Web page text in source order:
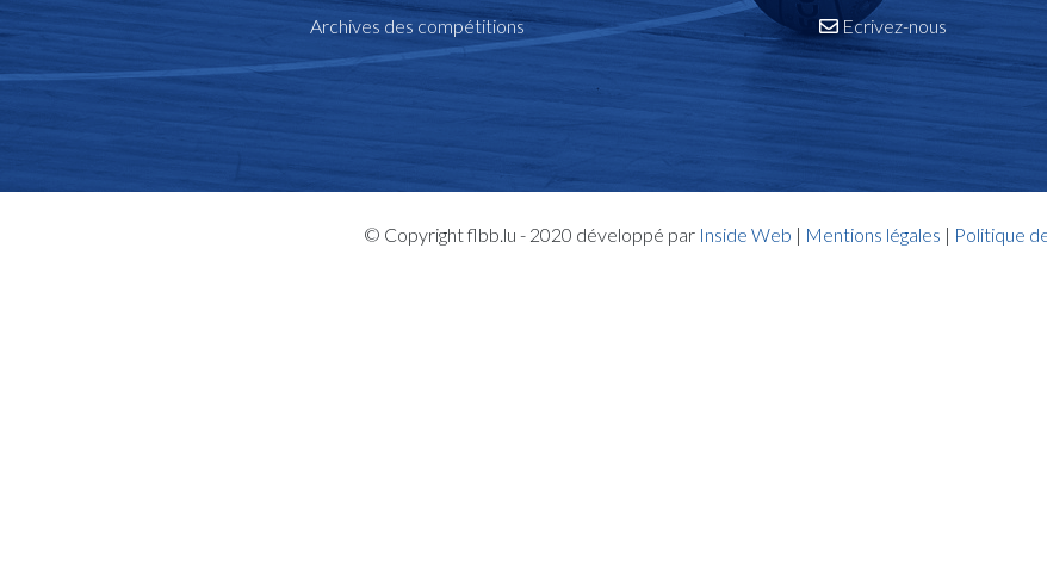
Archives des compétitions
Ecrivez-nous
© Copyright flbb.lu - 2020 développé par Inside Web | Mentions légales | Politique